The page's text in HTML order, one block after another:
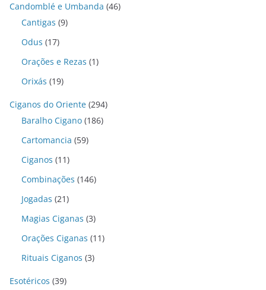
Candomblé e Umbanda (46)
Cantigas (9)
Odus (17)
Orações e Rezas (1)
Orixás (19)
Ciganos do Oriente (294)
Baralho Cigano (186)
Cartomancia (59)
Ciganos (11)
Combinações (146)
Jogadas (21)
Magias Ciganas (3)
Orações Ciganas (11)
Rituais Ciganos (3)
Esotéricos (39)